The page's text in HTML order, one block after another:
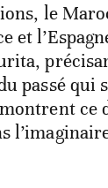
le
et
passé qui
ce